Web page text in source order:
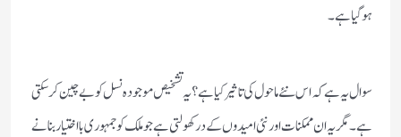
ہوگیاہے۔
سوال یہ ہے کہ اس نئے ماحول کی تاثیر کیاہے؟یہ تشخیص موجودہ نسل کو بے چین کرسکتی
ہے۔مگر یہ ان ممکنات اور نئی امیدوں کے در کھولتی ہے جو ملک کو جمہوری بااختیار بنانے